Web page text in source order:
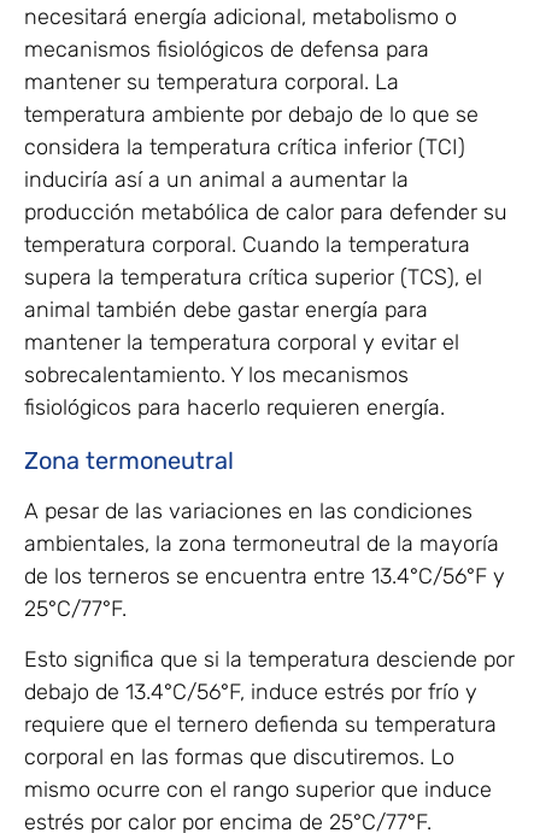
necesitará energía adicional, metabolismo o
mecanismos fisiológicos de defensa para
mantener su temperatura corporal. La
temperatura ambiente por debajo de lo que se
considera la temperatura crítica inferior (TCI)
induciría así a un animal a aumentar la
producción metabólica de calor para defender su
temperatura corporal. Cuando la temperatura
supera la temperatura crítica superior (TCS), el
animal también debe gastar energía para
mantener la temperatura corporal y evitar el
sobrecalentamiento. Y los mecanismos
fisiológicos para hacerlo requieren energía.
Zona termoneutral
A pesar de las variaciones en las condiciones
ambientales, la zona termoneutral de la mayoría
de los terneros se encuentra entre 13.4°C/56°F y
25°C/77°F.
Esto significa que si la temperatura desciende por
debajo de 13.4°C/56°F, induce estrés por frío y
requiere que el ternero defienda su temperatura
corporal en las formas que discutiremos. Lo
mismo ocurre con el rango superior que induce
estrés por calor por encima de 25°C/77°F.